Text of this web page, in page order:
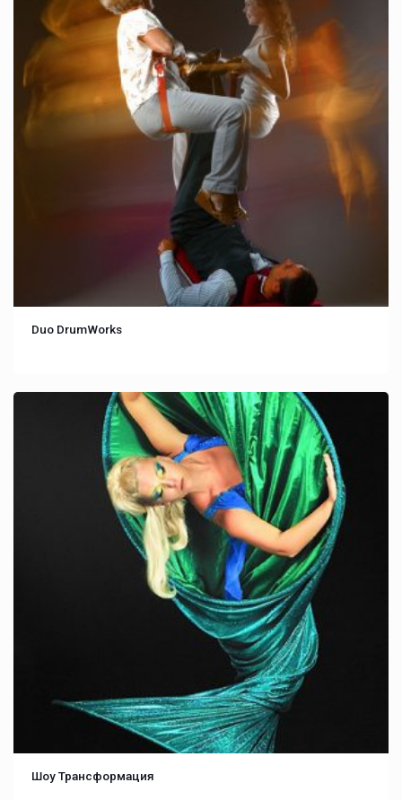
Duo DrumWorks
Шоу Трансформация